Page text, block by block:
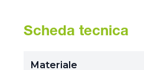
Scheda tecnica
Materiale